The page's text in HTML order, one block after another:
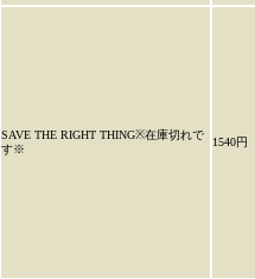
SAVE THE RIGHT THING※在庫切れで
す※
1540円